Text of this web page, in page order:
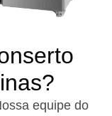
equipe do